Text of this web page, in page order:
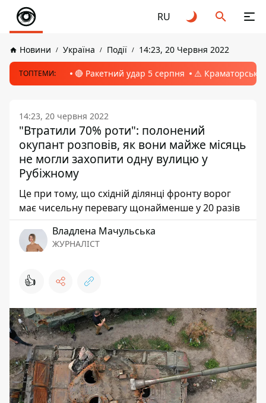
RU
Новини Україна Події 14:23, 20 Червня 2022
ТОПТЕМИ: 🔴 Ракетний удар 5 серпня ⚠️ Краматорськ,
14:23, 20 червня 2022
"Втратили 70% роти": полонений
окупант розповів, як вони майже місяць
не могли захопити одну вулицю у
Рубіжному
Це при тому, що східній ділянці фронту ворог
має чисельну перевагу щонайменше у 20 разів
Владлена Мачульська
ЖУРНАЛІСТ
👍